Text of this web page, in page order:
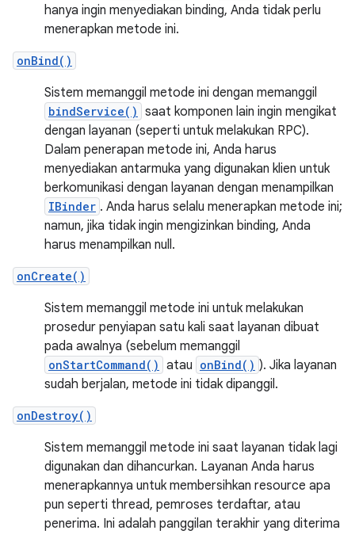
hanya ingin menyediakan binding, Anda tidak perlu
menerapkan metode ini.
onBind()
Sistem memanggil metode ini dengan memanggil
bindService() saat komponen lain ingin mengikat
dengan layanan (seperti untuk melakukan RPC).
Dalam penerapan metode ini, Anda harus
menyediakan antarmuka yang digunakan klien untuk
berkomunikasi dengan layanan dengan menampilkan
IBinder . Anda harus selalu menerapkan metode ini;
namun, jika tidak ingin mengizinkan binding, Anda
harus menampilkan null.
onCreate()
Sistem memanggil metode ini untuk melakukan
prosedur penyiapan satu kali saat layanan dibuat
pada awalnya (sebelum memanggil
onStartCommand() atau onBind() ). Jika layanan
sudah berjalan, metode ini tidak dipanggil.
onDestroy()
Sistem memanggil metode ini saat layanan tidak lagi
digunakan dan dihancurkan. Layanan Anda harus
menerapkannya untuk membersihkan resource apa
pun seperti thread, pemroses terdaftar, atau
penerima. Ini adalah panggilan terakhir yang diterima